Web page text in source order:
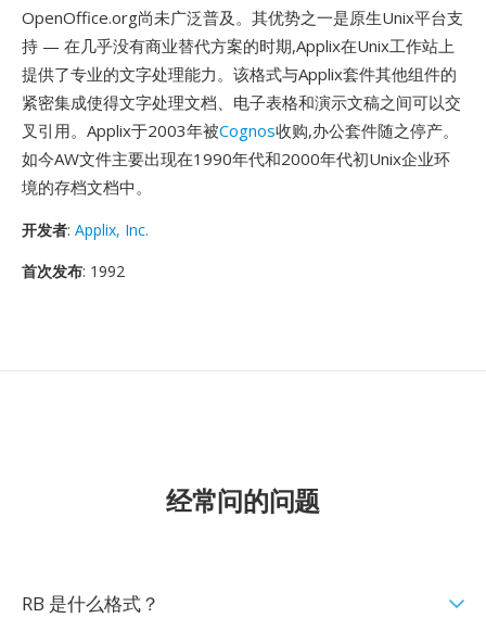
OpenOffice.org尚未广泛普及。其优势之一是原生Unix平台支
持 — 在几乎没有商业替代方案的时期,Applix在Unix工作站上
提供了专业的文字处理能力。该格式与Applix套件其他组件的
紧密集成使得文字处理文档、电子表格和演示文稿之间可以交
叉引用。Applix于2003年被Cognos收购,办公套件随之停产。
如今AW文件主要出现在1990年代和2000年代初Unix企业环
境的存档文档中。
开发者: Applix, Inc.
首次发布: 1992
经常问的问题
RB 是什么格式？